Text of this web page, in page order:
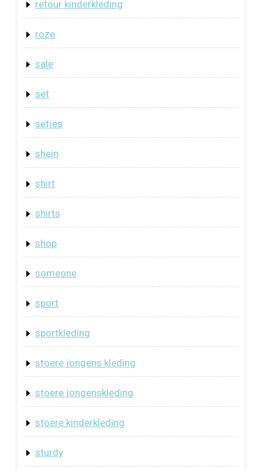
retour kinderkleding
roze
sale
set
setjes
shein
shirt
shirts
shop
someone
sport
sportkleding
stoere jongens kleding
stoere jongenskleding
stoere kinderkleding
sturdy